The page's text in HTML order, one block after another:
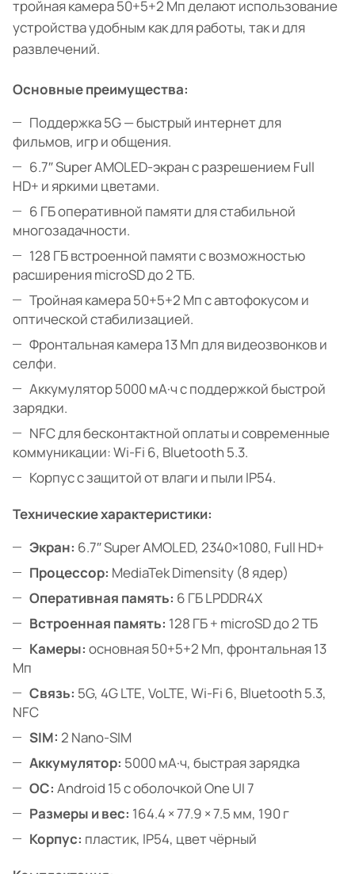
тройная камера 50+5+2 Мп делают использование
устройства удобным как для работы, так и для
развлечений.
Основные преимущества:
Поддержка 5G — быстрый интернет для
фильмов, игр и общения.
6.7″ Super AMOLED-экран с разрешением Full
HD+ и яркими цветами.
6 ГБ оперативной памяти для стабильной
многозадачности.
128 ГБ встроенной памяти с возможностью
расширения microSD до 2 ТБ.
Тройная камера 50+5+2 Мп с автофокусом и
оптической стабилизацией.
Фронтальная камера 13 Мп для видеозвонков и
селфи.
Аккумулятор 5000 мА·ч с поддержкой быстрой
зарядки.
NFC для бесконтактной оплаты и современные
коммуникации: Wi-Fi 6, Bluetooth 5.3.
Корпус с защитой от влаги и пыли IP54.
Технические характеристики:
Экран: 6.7″ Super AMOLED, 2340×1080, Full HD+
Процессор: MediaTek Dimensity (8 ядер)
Оперативная память: 6 ГБ LPDDR4X
Встроенная память: 128 ГБ + microSD до 2 ТБ
Камеры: основная 50+5+2 Мп, фронтальная 13
Мп
Связь: 5G, 4G LTE, VoLTE, Wi-Fi 6, Bluetooth 5.3,
NFC
SIM: 2 Nano-SIM
Аккумулятор: 5000 мА·ч, быстрая зарядка
ОС: Android 15 с оболочкой One UI 7
Размеры и вес: 164.4 × 77.9 × 7.5 мм, 190 г
Корпус: пластик, IP54, цвет чёрный